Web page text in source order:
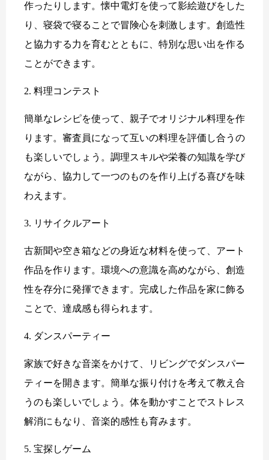
作ったりします。懐中電灯を使って影絵遊びをした
り、寝袋で寝ることで冒険心を刺激します。創造性
と協力する力を育むとともに、特別な思い出を作る
ことができます。
2. 料理コンテスト
簡単なレシピを使って、親子でオリジナル料理を作
ります。審査員になって互いの料理を評価し合うの
も楽しいでしょう。調理スキルや栄養の知識を学び
ながら、協力して一つのものを作り上げる喜びを味
わえます。
3. リサイクルアート
古新聞や空き箱などの身近な材料を使って、アート
作品を作ります。環境への意識を高めながら、創造
性を存分に発揮できます。完成した作品を家に飾る
ことで、達成感も得られます。
4. ダンスパーティー
家族で好きな音楽をかけて、リビングでダンスパー
ティーを開きます。簡単な振り付けを考えて教え合
うのも楽しいでしょう。体を動かすことでストレス
解消にもなり、音楽的感性も育みます。
5. 宝探しゲーム